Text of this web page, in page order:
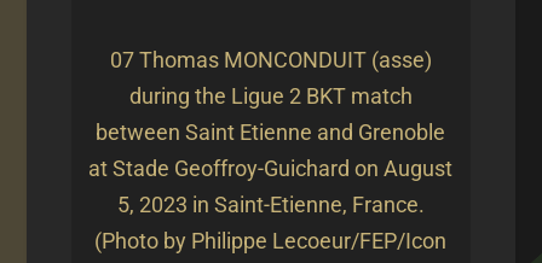
07 Thomas MONCONDUIT (asse)
during the Ligue 2 BKT match
between Saint Etienne and Grenoble
at Stade Geoffroy-Guichard on August
5, 2023 in Saint-Etienne, France.
(Photo by Philippe Lecoeur/FEP/Icon